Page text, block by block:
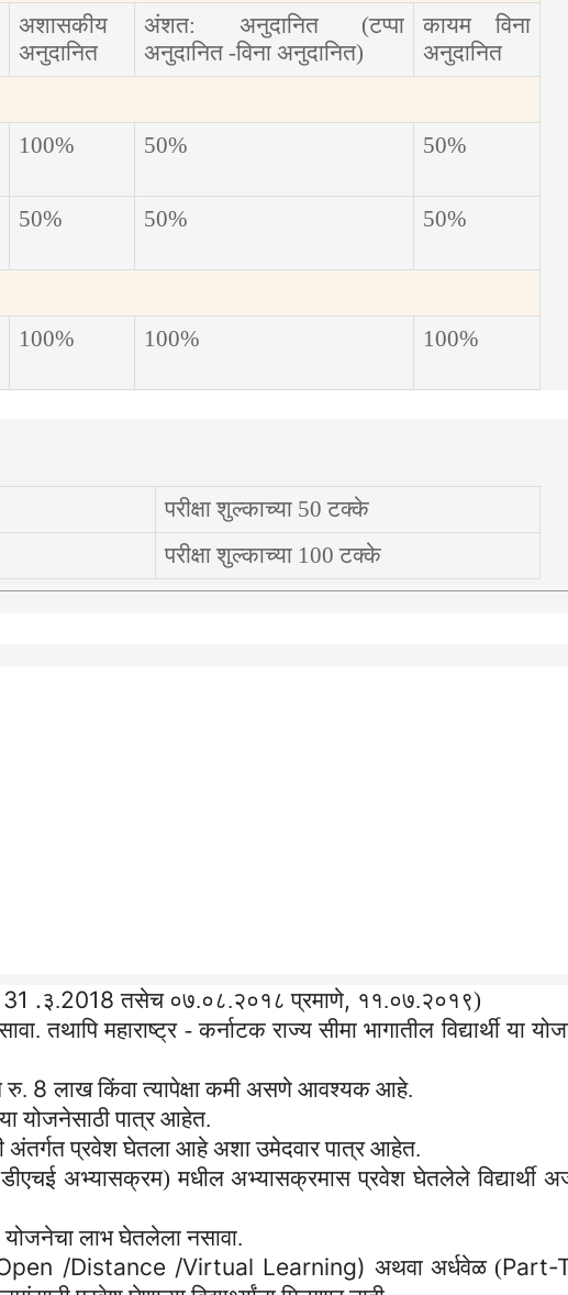
अशासकीय
अनुदानित
अंशत: अनुदानित (टप्पा
अनुदानित -विना अनुदानित)
कायम विना
अनुदानित
100% 50% 50%
50% 50% 50%
100% 100% 100%
परीक्षा शुल्काच्या 50टक्के
परीक्षा शुल्काच्या 100टक्के
.३.2018तसेच ०७.०८.२०१८ प्रमाणे, ११.०७.२०१९)
तथापि महाराष्ट्र - कर्नाटक राज्य सीमा भागातील विद्यार्थी या
रु. 8लाख किंवा त्यापेक्षा कमी असणे आवश्यक आहे.
योजनेसाठी पात्र आहेत.
अंतर्गत प्रवेश घेतला आहे अशा उमेदवार पात्र आहेत.
डीएचई अभ्यासक्रम) मधील अभ्यासक्रमास प्रवेश घेतलेले विद्यार्थी
योजनेचा लाभ घेतलेला नसावा.
/Distance /Virtual Learning) अथवा अर्धवेळ (Part-